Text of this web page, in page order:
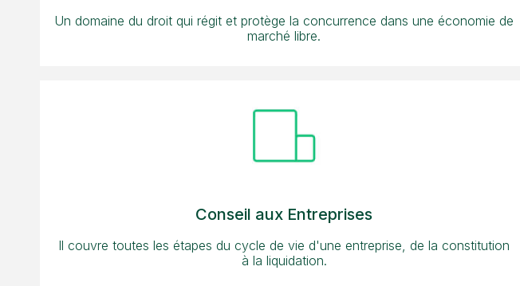
Un domaine du droit qui régit et protège la concurrence dans une économie de
marché libre.
Conseil aux Entreprises
Il couvre toutes les étapes du cycle de vie d'une entreprise, de la constitution
à la liquidation.